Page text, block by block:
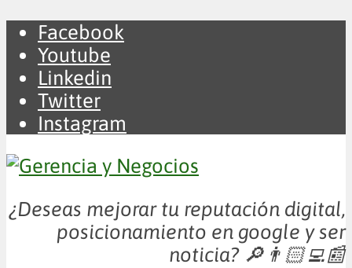
Facebook
Youtube
Linkedin
Twitter
Instagram
¿Deseas mejorar tu reputación digital,
posicionamiento en google y ser
noticia? 🔎👨🏻‍💻📰